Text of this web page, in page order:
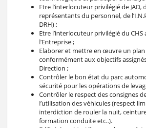
Etre l’interlocuteur privilégié de JAD,
représentants du personnel, de
DRH) ;
Etre l’interlocuteur privilégié du CHS
l’Entreprise ;
Elaborer et mettre en œuvre un plan
conformément aux objectifs
Direction ;
Contrôler le bon état du parc
sécurité pour les opérations de
Contrôler le respect des consignes
l’utilisation des véhicules (respect
interdiction de rouler la nuit,
formation conduite etc..).